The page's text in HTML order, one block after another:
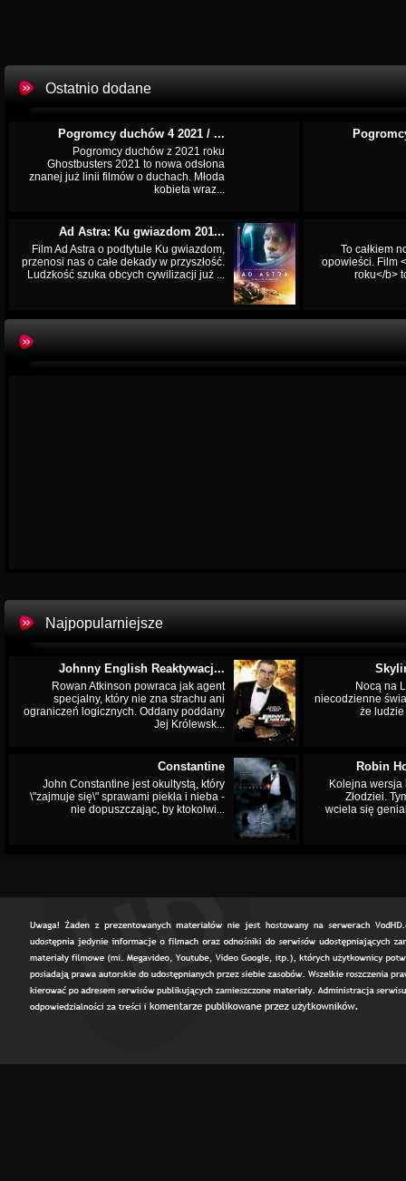
Ostatnio dodane
Pogromcy duchów 4 2021 / ...
Pogromcy duchów z 2021 roku
Ghostbusters 2021 to nowa odsłona
znanej już linii filmów o duchach. Młoda
kobieta wraz...
Ad Astra: Ku gwiazdom 201...
Film Ad Astra o podtytule Ku gwiazdom,
przenosi nas o całe dekady w przyszłość.
Ludzkość szuka obcych cywilizacji już ...
To całkiem
opowieści. Film
roku</b>
Najpopularniejsze
Johnny English Reaktywacj...
Rowan Atkinson powraca jak agent
specjalny, który nie zna strachu ani
ograniczeń logicznych. Oddany poddany
Jej Królewsk...
Nocą na
niecodzienne
że
Constantine
John Constantine jest okultystą, który
\"zajmuje się\" sprawami piekła i nieba -
nie dopuszczając, by ktokolwi...
Robin
Kolejna wersja
Złodziei.
wciela się